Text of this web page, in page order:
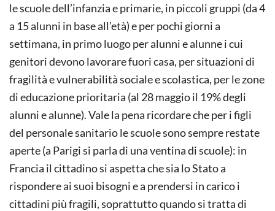
le scuole dell’infanzia e primarie, in piccoli gruppi (da 4
a 15 alunni in base all’età) e per pochi giorni a
settimana, in primo luogo per alunni e alunne i cui
genitori devono lavorare fuori casa, per situazioni di
fragilità e vulnerabilità sociale e scolastica, per le zone
di educazione prioritaria (al 28 maggio il 19% degli
alunni e alunne). Vale la pena ricordare che per i figli
del personale sanitario le scuole sono sempre restate
aperte (a Parigi si parla di una ventina di scuole): in
Francia il cittadino si aspetta che sia lo Stato a
rispondere ai suoi bisogni e a prendersi in carico i
cittadini più fragili, soprattutto quando si tratta di